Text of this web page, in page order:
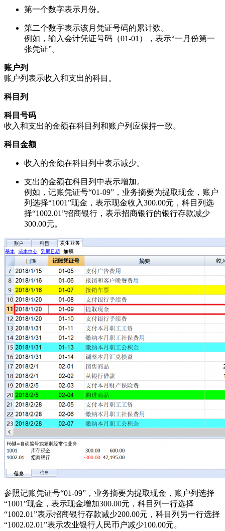
第一个数字表示月份。
第二个数字表示该月凭证号码的累计数。
例如，输入会计凭证号码（01-01），表示“一月份第一
张凭证”。
账户列
账户列表示收入和支出的科目。
科目列
科目号码
收入和支出的金额在科目列和账户列应保持一致。
科目金额
收入的金额在科目列中表示减少。
支出的金额在科目列中表示增加。
例如，记账凭证号“01-09”，业务摘要为提取现金，账户
列选择“1001”现金，表示现金收入300.00元，科目列选
择“1002.01”招商银行，表示招商银行的银行存款减少
300.00元。
参照记账凭证号“01-09”，业务摘要为提取现金，账户列选择
“1001”现金，表示现金增加300.00元，科目列一行选择
“1002.01”表示招商银行存款减少200.00元，科目列另一行选择
“1002.02.01”表示农业银行人民币户减少100.00元。